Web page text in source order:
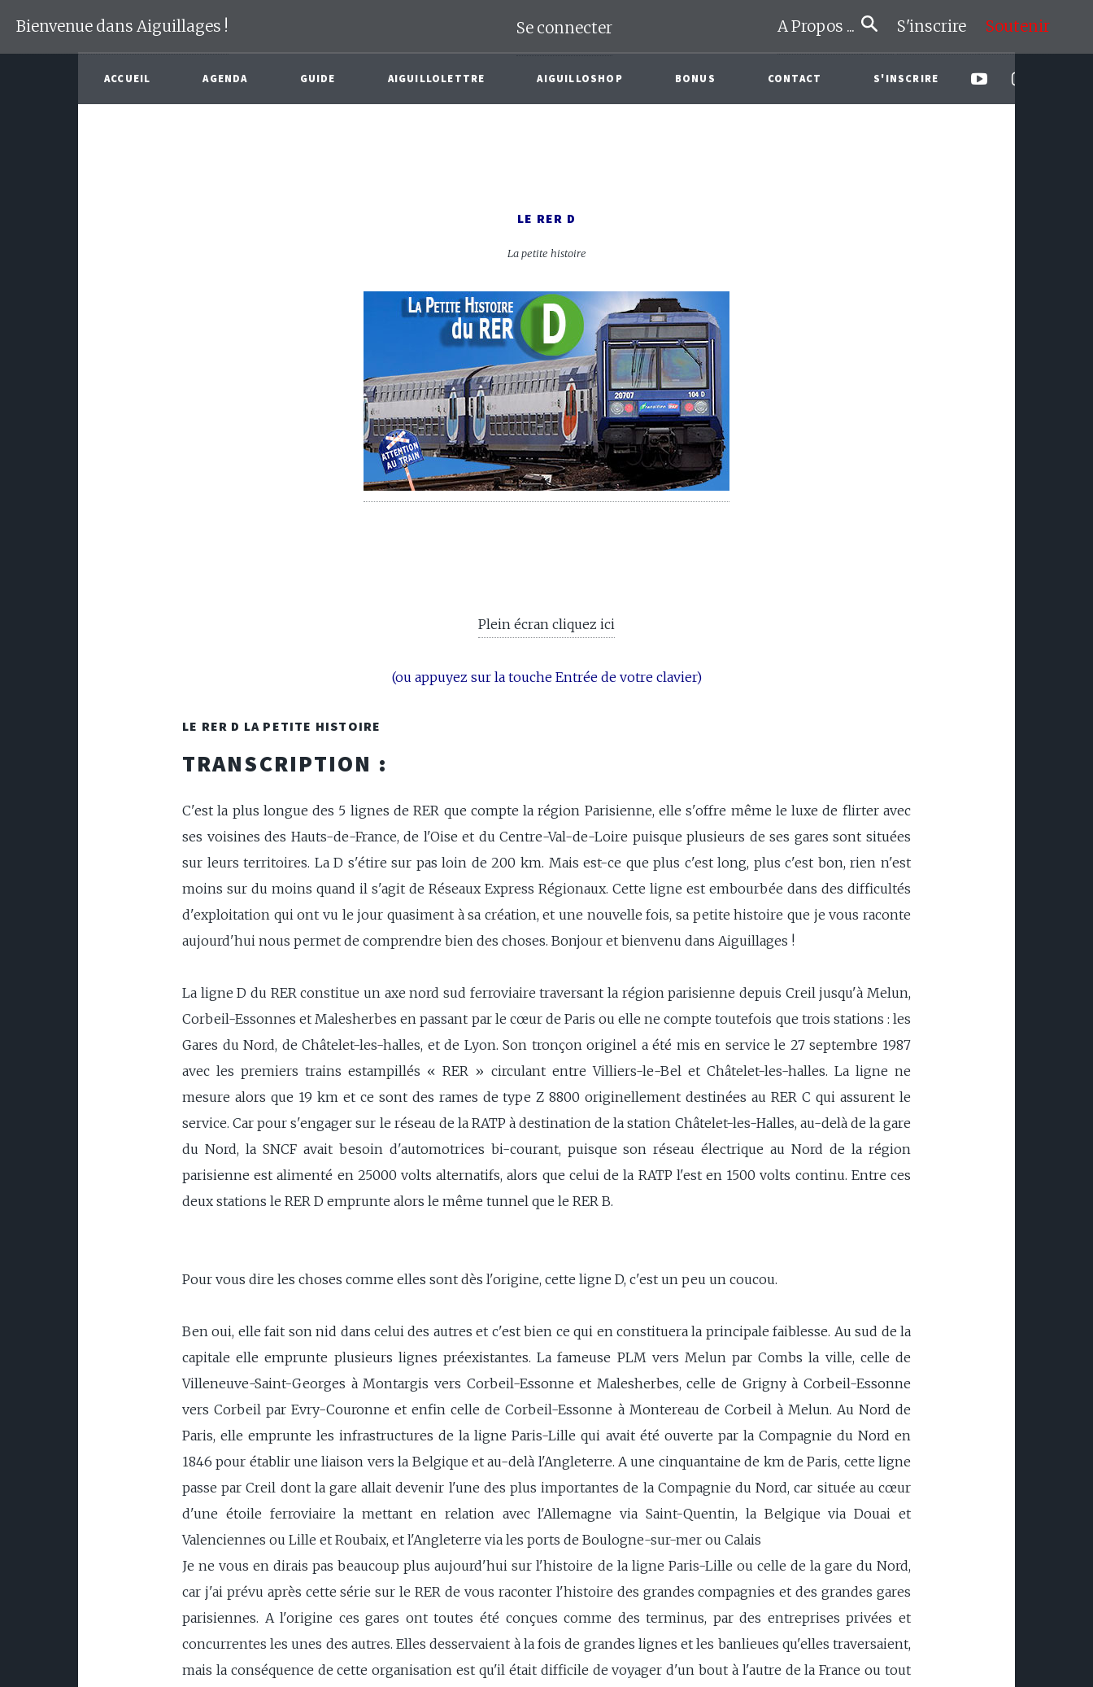
Bienvenue dans Aiguillages ! Se connecter A Propos ... S'inscrire Soutenir
ACCUEIL AGENDA GUIDE AIGUILLOLETTRE AIGUILLOSHOP BONUS CONTACT S'INSCRIRE
LE RER D
La petite histoire
Plein écran cliquez ici
(ou appuyez sur la touche Entrée de votre clavier)
LE RER D LA PETITE HISTOIRE
TRANSCRIPTION :
C'est la plus longue des 5 lignes de RER que compte la région Parisienne, elle s'offre même le luxe de flirter avec
ses voisines des Hauts-de-France, de l'Oise et du Centre-Val-de-Loire puisque plusieurs de ses gares sont situées
sur leurs territoires. La D s'étire sur pas loin de 200 km. Mais est-ce que plus c'est long, plus c'est bon, rien n'est
moins sur du moins quand il s'agit de Réseaux Express Régionaux. Cette ligne est embourbée dans des difficultés
d'exploitation qui ont vu le jour quasiment à sa création, et une nouvelle fois, sa petite histoire que je vous raconte
aujourd'hui nous permet de comprendre bien des choses. Bonjour et bienvenu dans Aiguillages !
La ligne D du RER constitue un axe nord sud ferroviaire traversant la région parisienne depuis Creil jusqu'à Melun,
Corbeil-Essonnes et Malesherbes en passant par le cœur de Paris ou elle ne compte toutefois que trois stations : les
Gares du Nord, de Châtelet-les-halles, et de Lyon. Son tronçon originel a été mis en service le 27 septembre 1987
avec les premiers trains estampillés « RER » circulant entre Villiers-le-Bel et Châtelet-les-halles. La ligne ne
mesure alors que 19 km et ce sont des rames de type Z 8800 originellement destinées au RER C qui assurent le
service. Car pour s'engager sur le réseau de la RATP à destination de la station Châtelet-les-Halles, au-delà de la gare
du Nord, la SNCF avait besoin d'automotrices bi-courant, puisque son réseau électrique au Nord de la région
parisienne est alimenté en 25000 volts alternatifs, alors que celui de la RATP l'est en 1500 volts continu. Entre ces
deux stations le RER D emprunte alors le même tunnel que le RER B.
Pour vous dire les choses comme elles sont dès l'origine, cette ligne D, c'est un peu un coucou.
Ben oui, elle fait son nid dans celui des autres et c'est bien ce qui en constituera la principale faiblesse. Au sud de la
capitale elle emprunte plusieurs lignes préexistantes. La fameuse PLM vers Melun par Combs la ville, celle de
Villeneuve-Saint-Georges à Montargis vers Corbeil-Essonne et Malesherbes, celle de Grigny à Corbeil-Essonne
vers Corbeil par Evry-Couronne et enfin celle de Corbeil-Essonne à Montereau de Corbeil à Melun. Au Nord de
Paris, elle emprunte les infrastructures de la ligne Paris-Lille qui avait été ouverte par la Compagnie du Nord en
1846 pour établir une liaison vers la Belgique et au-delà l'Angleterre. A une cinquantaine de km de Paris, cette ligne
passe par Creil dont la gare allait devenir l'une des plus importantes de la Compagnie du Nord, car située au cœur
d'une étoile ferroviaire la mettant en relation avec l'Allemagne via Saint-Quentin, la Belgique via Douai et
Valenciennes ou Lille et Roubaix, et l'Angleterre via les ports de Boulogne-sur-mer ou Calais
Je ne vous en dirais pas beaucoup plus aujourd'hui sur l'histoire de la ligne Paris-Lille ou celle de la gare du Nord,
car j'ai prévu après cette série sur le RER de vous raconter l'histoire des grandes compagnies et des grandes gares
parisiennes. A l'origine ces gares ont toutes été conçues comme des terminus, par des entreprises privées et
concurrentes les unes des autres. Elles desservaient à la fois de grandes lignes et les banlieues qu'elles traversaient,
mais la conséquence de cette organisation est qu'il était difficile de voyager d'un bout à l'autre de la France ou tout